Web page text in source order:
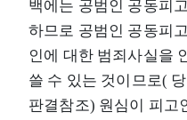
백에는 공범인 공동피
하므로 공범인 공동피
인에 대한 범죄사실을
쓸 수 있는 것이므로(
판결참조) 원심이 피고